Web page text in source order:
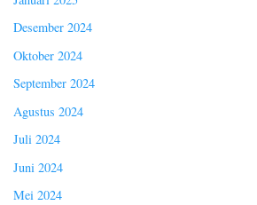
Desember 2024
Oktober 2024
September 2024
Agustus 2024
Juli 2024
Juni 2024
Mei 2024